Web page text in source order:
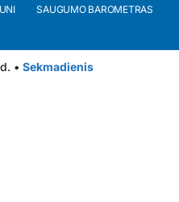
SAUGUMO BAROMETRAS
• Sekmadienis